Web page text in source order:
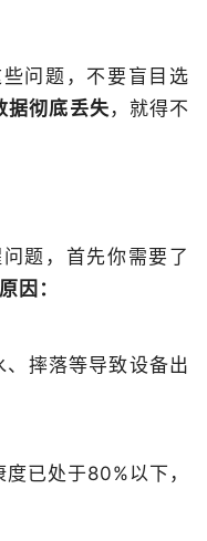
问题，不要盲目选
据彻底丢失 ，就得不
题，首先你需要了
因：
摔落等导致设备出
已处于80%以下，